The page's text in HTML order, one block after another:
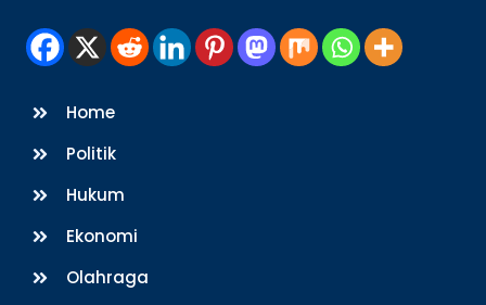
Home
Politik
Hukum
Ekonomi
Olahraga